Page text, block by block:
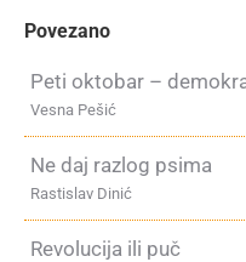
Povezano
Peti oktobar –
Vesna Pešić
Ne daj razlog psima
Rastislav Dinić
Revolucija ili puč